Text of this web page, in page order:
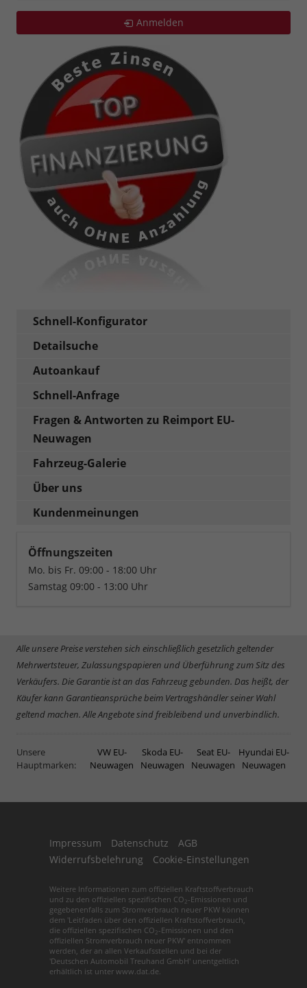
Anmelden
Schnell-Konfigurator
Detailsuche
Autoankauf
Schnell-Anfrage
Fragen & Antworten zu Reimport EU-
Neuwagen
Fahrzeug-Galerie
Über uns
Kundenmeinungen
Öffnungszeiten
Mo. bis Fr. 09:00 - 18:00 Uhr
Samstag 09:00 - 13:00 Uhr
Alle unsere Preise verstehen sich einschließlich gesetzlich geltender
Mehrwertsteuer, Zulassungspapieren und Überführung zum Sitz des
Verkäufers. Die Garantie ist an das Fahrzeug gebunden. Das heißt, der
Käufer kann Garantieansprüche beim Vertragshändler seiner Wahl
geltend machen. Alle Angebote sind freibleibend und unverbindlich.
Unsere
Hauptmarken:
VW EU-
Neuwagen
Skoda EU-
Neuwagen
Seat EU-
Neuwagen
Hyundai EU-
Neuwagen
Impressum Datenschutz
AGB
Widerrufsbelehrung
Cookie-Einstellungen
Weitere Informationen zum offiziellen Kraftstoffverbrauch
und zu den offiziellen spezifischen CO2 -Emissionen und
gegebenenfalls zum Stromverbrauch neuer PKW können
dem 'Leitfaden über den offiziellen Kraftstoffverbrauch,
die offiziellen spezifischen CO2 -Emissionen und den
offiziellen Stromverbrauch neuer PKW' entnommen
werden, der an allen Verkaufsstellen und bei der
'Deutschen Automobil Treuhand GmbH' unentgeltlich
erhältlich ist unter www.dat.de.